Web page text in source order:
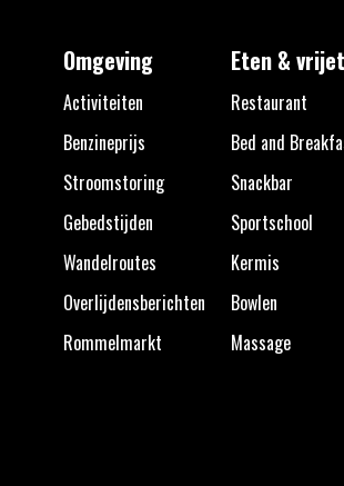
Omgeving
Activiteiten
Benzineprijs
Stroomstoring
Gebedstijden
Wandelroutes
Overlijdensberichten
Rommelmarkt
Eten &
Restaurant
Bed and
Snackbar
Sportschool
Kermis
Bowlen
Massage